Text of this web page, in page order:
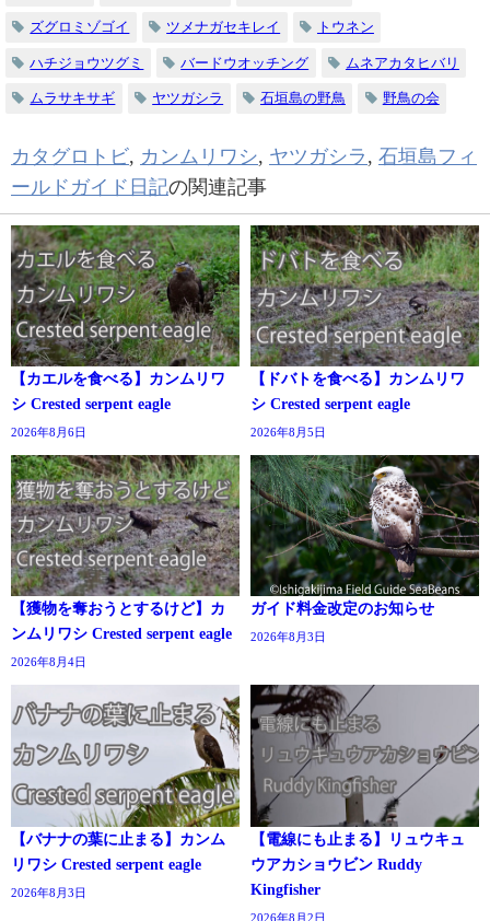
ズグロミゾゴイ ツメナガセキレイ トウネン
ハチジョウツグミ バードウオッチング ムネアカタヒバリ
ムラサキサギ ヤツガシラ 石垣島の野鳥 野鳥の会
カタグロトビ, カンムリワシ, ヤツガシラ , 石垣島フィ
ールドガイド日記の関連記事
【カエルを食べる】カンムリワ
シ Crested serpent eagle
2026年8月6日
【ドバトを食べる】カンムリワ
シ Crested serpent eagle
2026年8月5日
【獲物を奪おうとするけど】カ
ンムリワシ Crested serpent eagle
2026年8月4日
ガイド料金改定のお知らせ
2026年8月3日
【バナナの葉に止まる】カンム
リワシ Crested serpent eagle
2026年8月3日
【電線にも止まる】リュウキュ
ウアカショウビン Ruddy
Kingfisher
2026年8月2日